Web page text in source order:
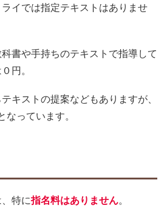
イでは指定テキストはありませ
書や手持ちのテキストで指導して
円。
キストの提案などもありますが、
っています。
特に指名料はありません。